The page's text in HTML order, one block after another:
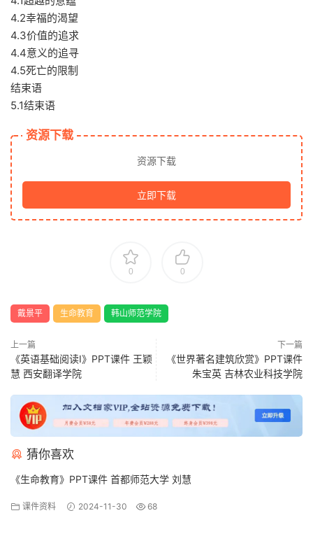
4.2幸福的渴望
4.3价值的追求
4.4意义的追寻
4.5死亡的限制
结束语
5.1结束语
资源下载
资源下载
立即下载
0 0
戴景平 生命教育 韩山师范学院
上一篇
《英语基础阅读I》PPT课件 王颖
慧 西安翻译学院
下一篇
《世界著名建筑欣赏》PPT课件
朱宝英 吉林农业科技学院
猜你喜欢
《生命教育》PPT课件 首都师范大学 刘慧
课件资料 2024-11-30 68